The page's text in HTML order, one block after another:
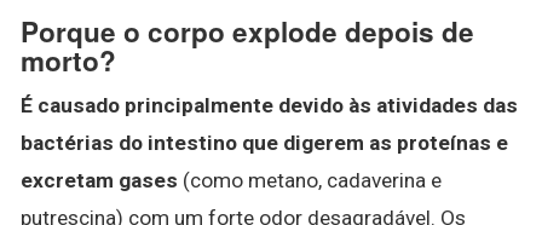
Porque o corpo explode depois de
morto?
É causado principalmente devido às atividades das
bactérias do intestino que digerem as proteínas e
excretam gases (como metano, cadaverina e
putrescina) com um forte odor desagradável. Os